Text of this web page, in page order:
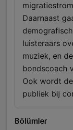
Daarnaast
luisteraars
muziek, en
bondscoach
Ook wordt
publiek bij
Bölümler